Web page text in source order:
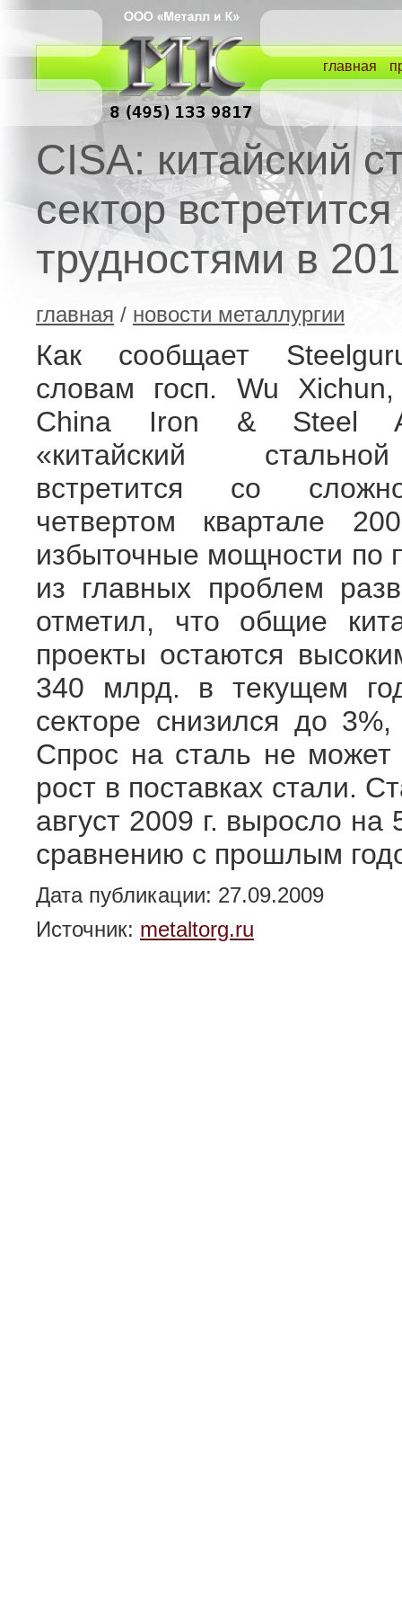
главная
CISA: китайский
сектор встретится
трудностями в
главная / новости металлургии
Как сообщает
словам госп. Wu Xichun,
China Iron & Steel
«китайский
встретится со
четвертом квартале
избыточные мощности по
из главных проблем
отметил, что общие
проекты остаются
340 млрд. в текущем
секторе снизился до
Спрос на сталь не может
рост в поставках стали.
август 2009 г. выросло
сравнению с прошлым
Дата публикации: 27.09.2009
Источник: metaltorg.ru